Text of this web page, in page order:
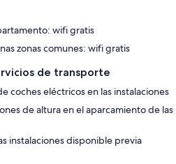
wifi gratis
zonas comunes: wifi gratis
de transporte
coches eléctricos en las instalaciones
de altura en el aparcamiento de las
instalaciones disponible previa